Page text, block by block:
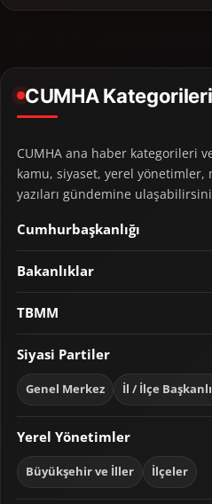
CUMHA Kategorileri
CUMHA ana haber kategorileri
kamu, siyaset, yerel
yazıları gündemine
Cumhurbaşkanlığı
Bakanlıklar
TBMM
Siyasi Partiler
Genel Merkez İl / İlçe
Yerel Yönetimler
Büyükşehir ve İller İlçeler